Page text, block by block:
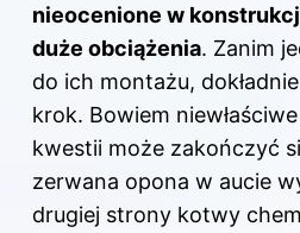
nieocenione w
duże obciążenia. Zanim
do ich montażu,
krok. Bowiem
kwestii może zakończyć
zerwana opona w aucie
drugiej strony kotwy